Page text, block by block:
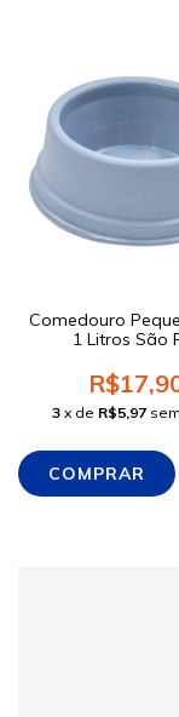
Comedouro
1 Litros São
3 x de R$5,97